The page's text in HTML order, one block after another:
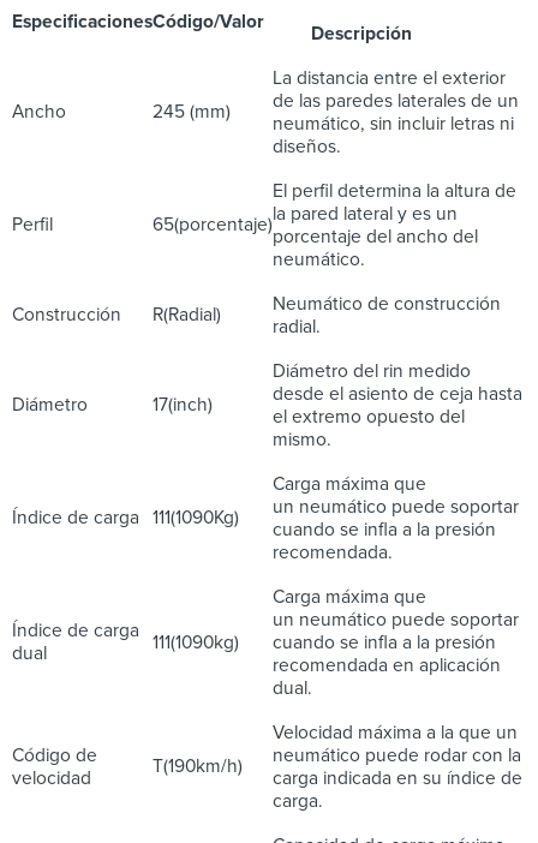
EspecificacionesCódigo/Valor
Descripción
Ancho 245 (mm)
La distancia entre el exterior
de las paredes laterales de un
neumático, sin incluir letras ni
diseños.
Perfil 65(porcentaje)
El perfil determina la altura de
la pared lateral y es un
porcentaje del ancho del
neumático.
Construcción R(Radial)
Neumático de construcción
radial.
Diámetro 17(inch)
Diámetro del rin medido
desde el asiento de ceja hasta
el extremo opuesto del
mismo.
Índice de carga 111(1090Kg)
Carga máxima que
un neumático puede soportar
cuando se infla a la presión
recomendada.
Índice de carga
dual
111(1090kg)
Carga máxima que
un neumático puede soportar
cuando se infla a la presión
recomendada en aplicación
dual.
Código de
velocidad
T(190km/h)
Velocidad máxima a la que un
neumático puede rodar con la
carga indicada en su índice de
carga.